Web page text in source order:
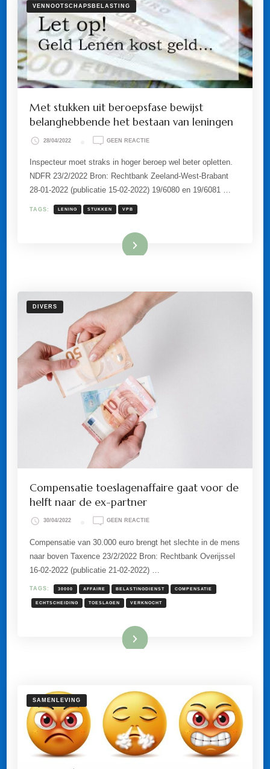
VENNOOTSCHAPSBELASTING
Met stukken uit beroepsfase bewijst
belanghebbende het bestaan van leningen
28/04/2022 GEEN REACTIEOP
BEROEPSFASE
BELANGHEBBENDE
Inspecteur moet straks in hoger beroep wel beter opletten.
NDFR 23/2/2022 Bron: Rechtbank Zeeland-West-Brabant
28-01-2022 (publicatie 15-02-2022) 19/6080 en 19/6081 …
TAGS: LENING STUKKEN VPB
Lees meer
DIVERS
Compensatie toeslagenaffaire gaat voor de
helft naar de ex-partner
30/04/2022 GEEN REACTIEOP
TOESLAGENAFFAIRE
GAAT
VOOR
HELFT
NAAR
DE
EX-
Compensatie van 30.000 euro brengt het slechte in de mens
naar boven Taxence 23/2/2022 Bron: Rechtbank Overijssel
16-02-2022 (publicatie 21-02-2022) …
TAGS: 30000 AFFAIRE BELASTINGDIENST COMPENSATIE
ECHTSCHEIDING TOESLAGEN VERKNOCHT
Lees meer
SAMENLEVING